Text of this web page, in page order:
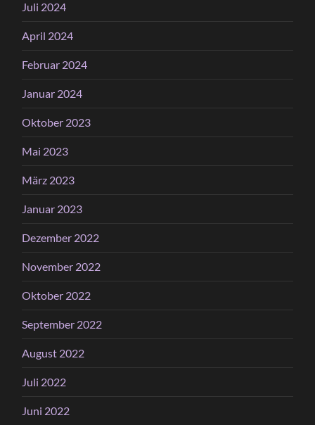
Juli 2024
April 2024
Februar 2024
Januar 2024
Oktober 2023
Mai 2023
März 2023
Januar 2023
Dezember 2022
November 2022
Oktober 2022
September 2022
August 2022
Juli 2022
Juni 2022